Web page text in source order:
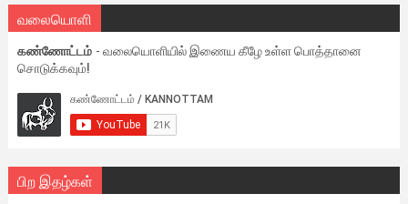
வலையொளி
கண்ணோட்டம் - வலையொளியில் இணைய கீழே உள்ள பொத்தானை
சொடுக்கவும்!
பிற இதழ்கள்